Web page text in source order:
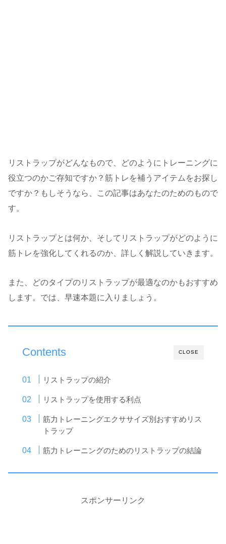
リストラップがどんなもので、どのようにトレーニングに
役立つのかご存知ですか？筋トレを補うアイテムをお探し
ですか？もしそうなら、この記事はあなたのためのもので
す。
リストラップとは何か、そしてリストラップがどのように
筋トレを強化してくれるのか、詳しく解説していきます。
また、どのタイプのリストラップが最適なのかもおすすめ
します。では、早速本題に入りましょう。
CLOSE
Contents
リストラップの紹介
リストラップを使用する利点
筋力トレーニングエクササイズ別おすすめリス
トラップ
筋力トレーニングのためのリストラップの結論
スポンサーリンク